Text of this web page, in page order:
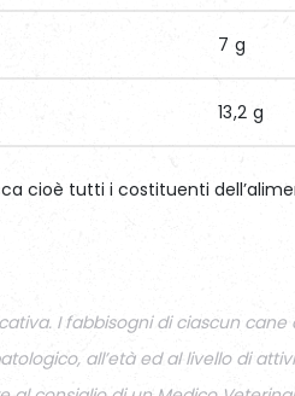
7 g
13,2 g
cioè tutti i costituenti
I fabbisogni di ciascun cane
all’età ed al livello di